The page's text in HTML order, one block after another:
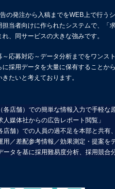
告の発注から入稿までをWEB上で行
当者向けに作られたシステムで、「
、同サービスの大きな強みです。
～応募対応～データ分析までをワン
採用データを大量に保有することか
たいと考えております。
店舗）での簡単な情報入力で手軽な
人媒体社からの広告レポート閲覧」
店舗）での人員の過不足を本部と共有
用／差配参考情報／効果測定・提案を
ータを基に採用難易度分析、採用競合